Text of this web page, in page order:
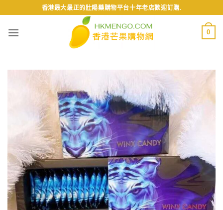
to
content
香港最大最正的壯陽藥購物平台十年老店歡迎訂購.
0